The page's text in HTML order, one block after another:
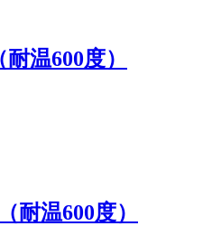
温600度）
耐温600度）